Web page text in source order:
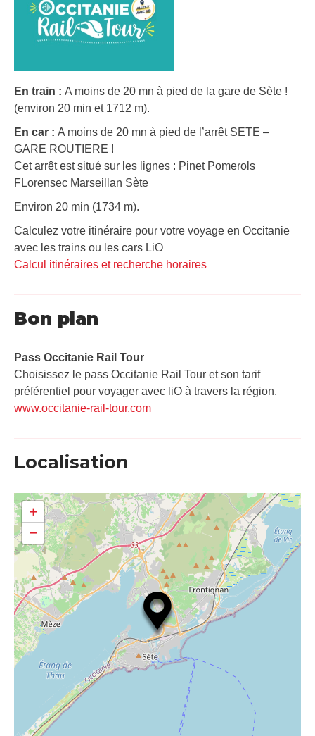
En train : A moins de 20 mn à pied de la gare de Sète !
(environ 20 min et 1712 m).
En car : A moins de 20 mn à pied de l’arrêt SETE –
GARE ROUTIERE !
Cet arrêt est situé sur les lignes : Pinet Pomerols
FLorensec Marseillan Sète
Environ 20 min (1734 m).
Calculez votre itinéraire pour votre voyage en Occitanie
avec les trains ou les cars LiO
Calcul itinéraires et recherche horaires
Bon plan
Pass Occitanie Rail Tour​
Choisissez le pass Occitanie Rail Tour et son tarif
préférentiel pour voyager avec liO à travers la région.
www.occitanie-rail-tour.com
Localisation
+
−